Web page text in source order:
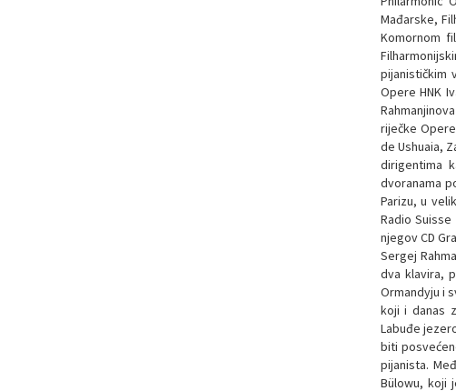
Mađarske,
Komornom
pijanističkim
Opere HNK
riječke
de Ushuaia,
dirigentima
dvoranama
Parizu, u
Radio
njegov CD
Sergej
dva klavira,
Ormandyju i
koji i danas
Labuđe
biti
pijanista.
Bülowu, koji